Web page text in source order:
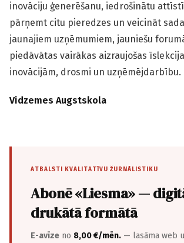
inovāciju ģenerēšanu, iedrošinātu
pārņemt citu pieredzes un veicināt
jaunajiem uzņēmumiem, jauniešu
piedāvātas vairākas aizraujošas
inovācijām, drosmi un uzņēmējdarbību.
Vidzemes Augstskola
ATBALSTI KVALITATĪVU ŽURNĀLISTIKU
Abonē «Liesma» —
drukātā formātā
E-avīze no 8,00 €/mēn. — lasāma web